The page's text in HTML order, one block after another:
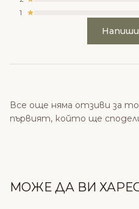
1
Все още няма отзиви за
първият, който ще
МОЖЕ ДА ВИ